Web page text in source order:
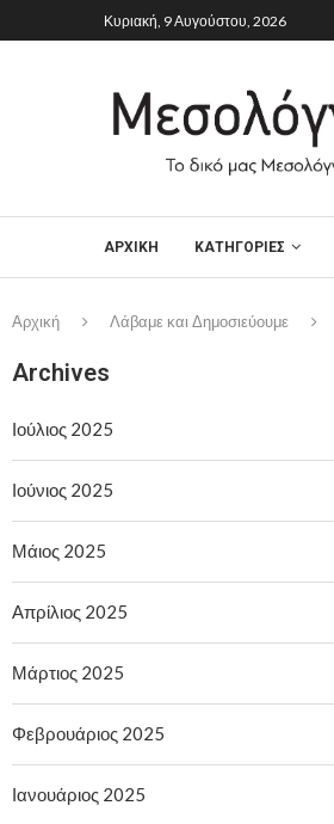
Κυριακή, 9 Αυγούστου, 2026
ΑΡΧΙΚΉ ΚΑΤΗΓΟΡΙΕΣ
Αρχική Λάβαμε και Δημοσιεύουμε
Archives
Ιούλιος 2025
Ιούνιος 2025
Μάιος 2025
Απρίλιος 2025
Μάρτιος 2025
Φεβρουάριος 2025
Ιανουάριος 2025